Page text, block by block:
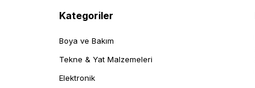
Kategoriler
Boya ve Bakım
Tekne & Yat Malzemeleri
Elektronik